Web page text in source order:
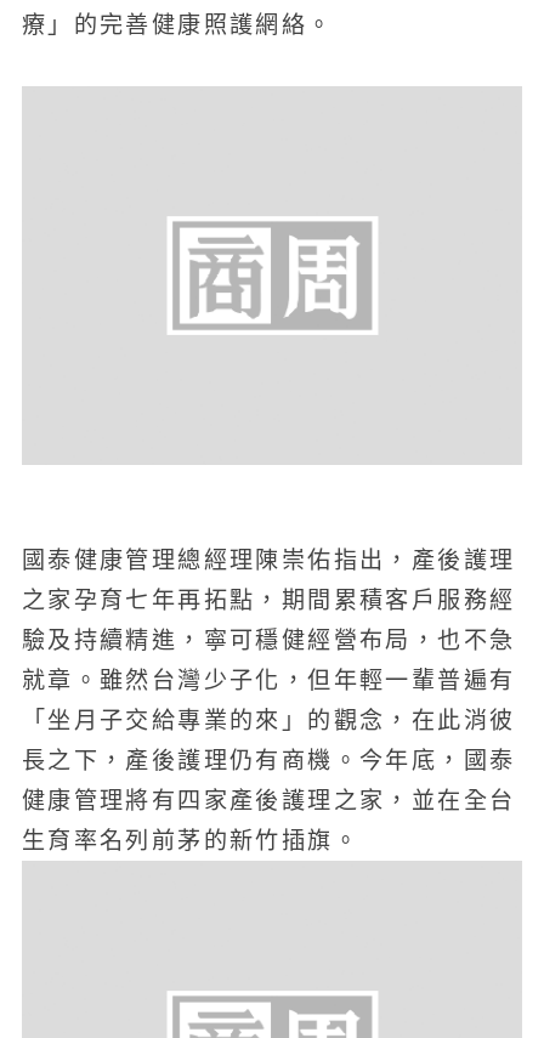
療」的完善健康照護網絡。
國泰健康管理總經理陳崇佑指出，產後護理
之家孕育七年再拓點，期間累積客戶服務經
驗及持續精進，寧可穩健經營布局，也不急
就章。雖然台灣少子化，但年輕一輩普遍有
「坐月子交給專業的來」的觀念，在此消彼
長之下，產後護理仍有商機。今年底，國泰
健康管理將有四家產後護理之家，並在全台
生育率名列前茅的新竹插旗。